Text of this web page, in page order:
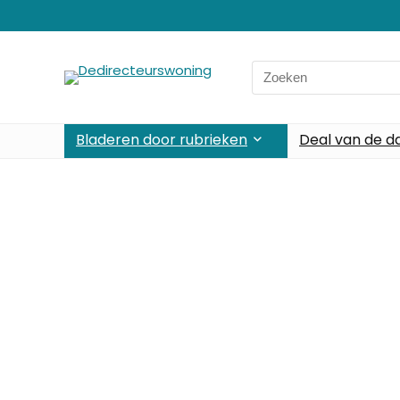
Bladeren door rubrieken Deal van de